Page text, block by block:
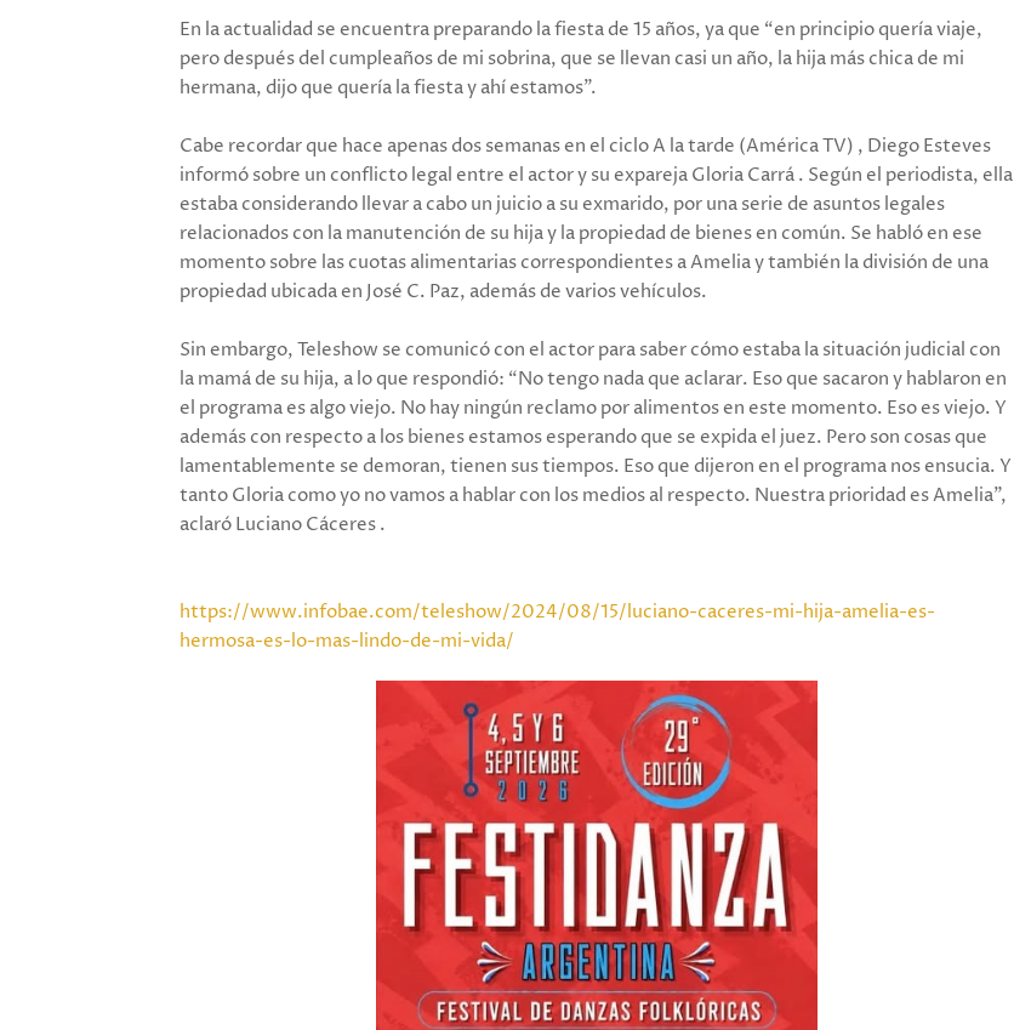
En la actualidad se encuentra preparando la fiesta de 15 años, ya que “en principio quería viaje,
pero después del cumpleaños de mi sobrina, que se llevan casi un año, la hija más chica de mi
hermana, dijo que quería la fiesta y ahí estamos”.
Cabe recordar que hace apenas dos semanas en el ciclo A la tarde (América TV) , Diego Esteves
informó sobre un conflicto legal entre el actor y su expareja Gloria Carrá . Según el periodista, ella
estaba considerando llevar a cabo un juicio a su exmarido, por una serie de asuntos legales
relacionados con la manutención de su hija y la propiedad de bienes en común. Se habló en ese
momento sobre las cuotas alimentarias correspondientes a Amelia y también la división de una
propiedad ubicada en José C. Paz, además de varios vehículos.
Sin embargo, Teleshow se comunicó con el actor para saber cómo estaba la situación judicial con
la mamá de su hija, a lo que respondió: “No tengo nada que aclarar. Eso que sacaron y hablaron en
el programa es algo viejo. No hay ningún reclamo por alimentos en este momento. Eso es viejo. Y
además con respecto a los bienes estamos esperando que se expida el juez. Pero son cosas que
lamentablemente se demoran, tienen sus tiempos. Eso que dijeron en el programa nos ensucia. Y
tanto Gloria como yo no vamos a hablar con los medios al respecto. Nuestra prioridad es Amelia”,
aclaró Luciano Cáceres .
https://www.infobae.com/teleshow/2024/08/15/luciano-caceres-mi-hija-amelia-es-
hermosa-es-lo-mas-lindo-de-mi-vida/